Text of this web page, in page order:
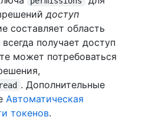
доступ
составляет область
получает доступ
может потребоваться
. Дополнительные
Автоматическая
токенов.